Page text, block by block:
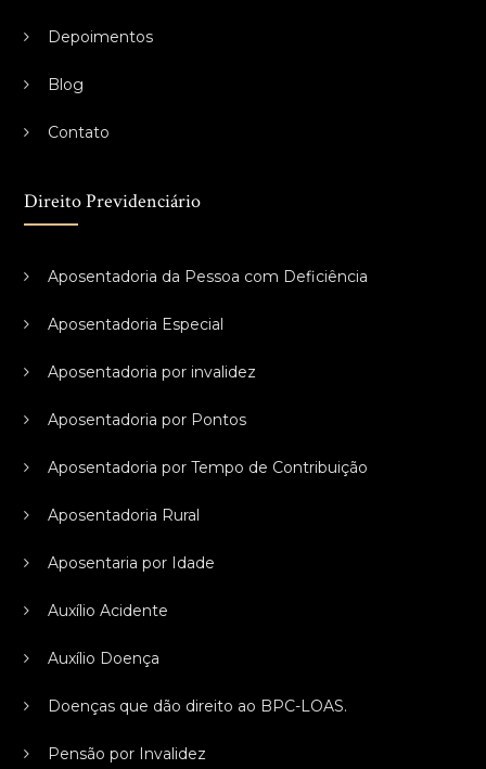
Depoimentos
Blog
Contato
Direito Previdenciário
Aposentadoria da Pessoa com Deficiência
Aposentadoria Especial
Aposentadoria por invalidez
Aposentadoria por Pontos
Aposentadoria por Tempo de Contribuição
Aposentadoria Rural
Aposentaria por Idade
Auxílio Acidente
Auxílio Doença
Doenças que dão direito ao BPC-LOAS.
Pensão por Invalidez